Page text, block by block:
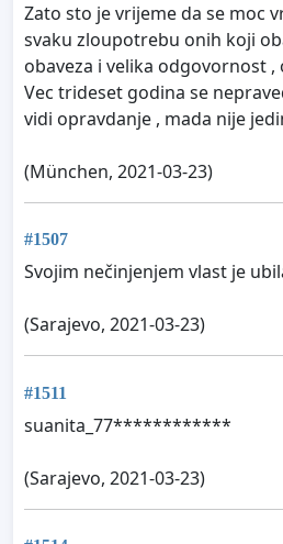
Zato sto je vrijeme da se moc
svaku zloupotrebu onih koji
obaveza i velika odgovornost
Vec trideset godina se
vidi opravdanje , mada nije
(München, 2021-03-23)
#1507
Svojim nečinjenjem vlast je
(Sarajevo, 2021-03-23)
#1511
suanita_77************
(Sarajevo, 2021-03-23)